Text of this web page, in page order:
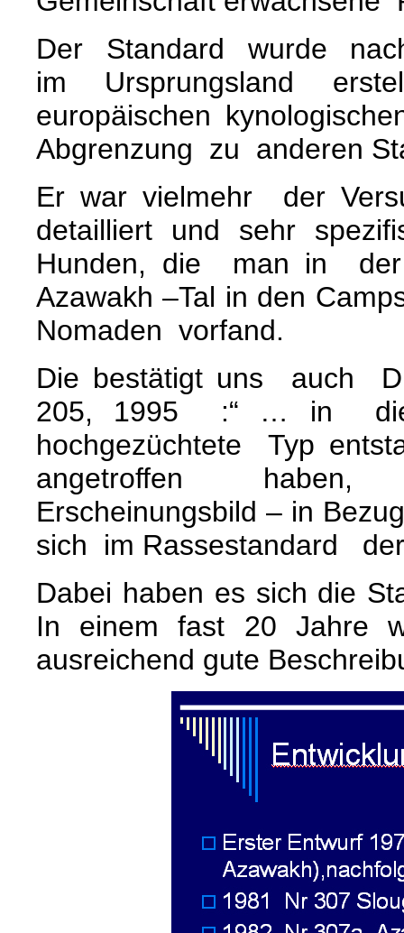
Der Standard wurde
im Ursprungsland
europäischen
Abgrenzung zu anderen
Er war vielmehr der
detailliert und sehr
Hunden, die man in
Azawakh –Tal in den
Nomaden vorfand.
Die bestätigt uns auch
205, 1995 :“ … in
hochgezüchtete Typ
angetroffen haben,
Erscheinungsbild – in
sich im Rassestandard
Dabei haben es sich die
In einem fast 20 Jahre
ausreichend gute